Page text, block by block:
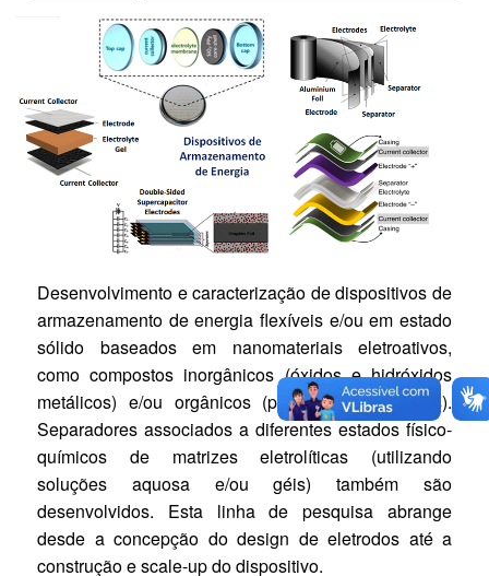
Desenvolvimento e caracterização de dispositivos de
armazenamento de energia flexíveis e/ou em estado
sólido baseados em nanomateriais eletroativos,
como compostos inorgânicos (óxidos e hidróxidos
metálicos) e/ou orgânicos (polímeros condutores).
Separadores associados a diferentes estados físico-
químicos de matrizes eletrolíticas (utilizando
soluções aquosa e/ou géis) também são
desenvolvidos. Esta linha de pesquisa abrange
desde a concepção do design de eletrodos até a
construção e scale-up do dispositivo.​